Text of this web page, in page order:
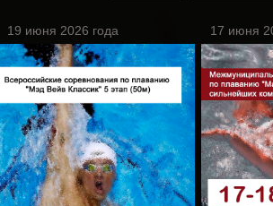
19 июня 2026 года 17 июня